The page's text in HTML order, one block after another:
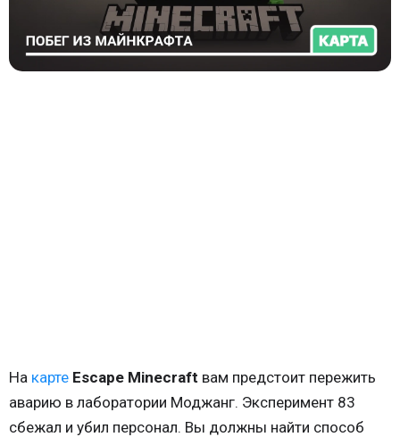
На карте Escape Minecraft вам предстоит пережить
аварию в лаборатории Моджанг. Эксперимент 83
сбежал и убил персонал. Вы должны найти способ